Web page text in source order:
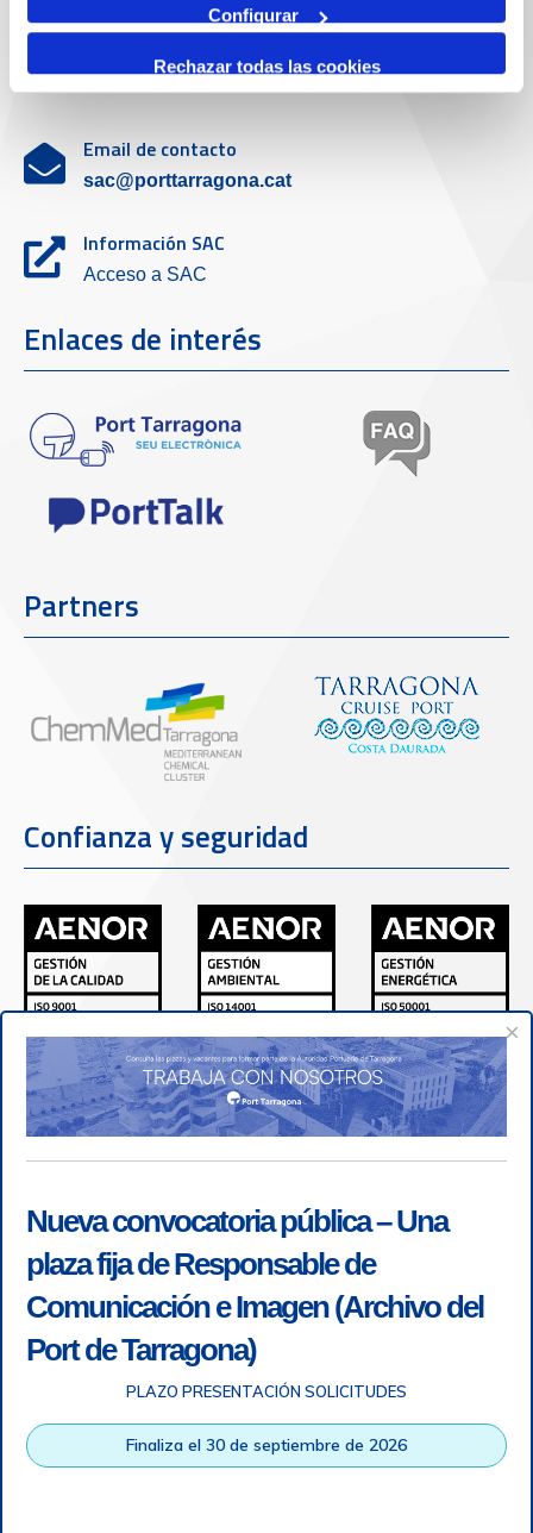
Configurar
Rechazar todas las cookies
Teléfono de contacto
Email de contacto
sac@porttarragona.cat
Información SAC
Acceso a SAC
Enlaces de interés
Partners
Confianza y seguridad
grabación telefónica
| SGSI |
Login
Autoridad Portuaria de Tarragona © Todos los derechos
×
Nueva convocatoria pública – Una
plaza fija de Responsable de
Comunicación e Imagen (Archivo del
Port de Tarragona)
PLAZO PRESENTACIÓN SOLICITUDES
Finaliza el 30 de septiembre de 2026